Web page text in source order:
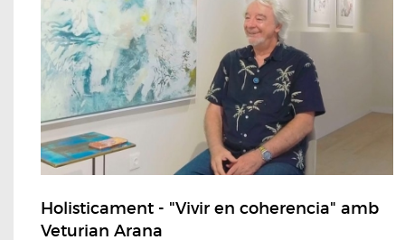
Holisticament - "Vivir en coherencia" amb
Veturian Arana